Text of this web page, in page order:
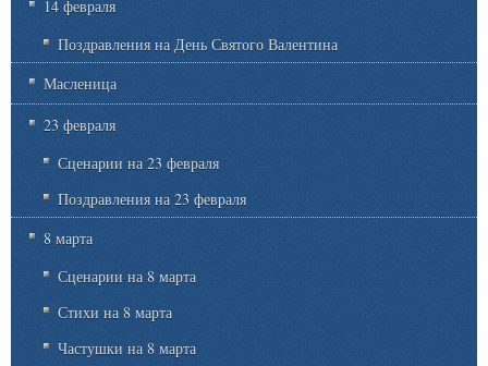
14 февраля
Поздравления на День Святого Валентина
Масленица
23 февраля
Сценарии на 23 февраля
Поздравления на 23 февраля
8 марта
Сценарии на 8 марта
Стихи на 8 марта
Частушки на 8 марта